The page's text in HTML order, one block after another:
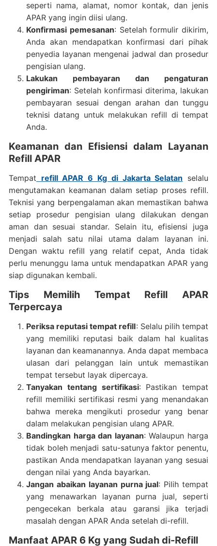
seperti nama, alamat, nomor kontak, dan jenis
APAR yang ingin diisi ulang.
Konfirmasi pemesanan: Setelah formulir dikirim,
Anda akan mendapatkan konfirmasi dari pihak
penyedia layanan mengenai jadwal dan prosedur
pengisian ulang.
Lakukan pembayaran dan pengaturan
pengiriman: Setelah konfirmasi diterima, lakukan
pembayaran sesuai dengan arahan dan tunggu
teknisi datang untuk melakukan refill di tempat
Anda.
Keamanan dan Efisiensi dalam Layanan
Refill APAR
Tempat refill APAR 6 Kg di Jakarta Selatan selalu
mengutamakan keamanan dalam setiap proses refill.
Teknisi yang berpengalaman akan memastikan bahwa
setiap prosedur pengisian ulang dilakukan dengan
aman dan sesuai standar. Selain itu, efisiensi juga
menjadi salah satu nilai utama dalam layanan ini.
Dengan waktu refill yang relatif cepat, Anda tidak
perlu menunggu lama untuk mendapatkan APAR yang
siap digunakan kembali.
Tips Memilih Tempat Refill APAR
Terpercaya
Periksa reputasi tempat refill: Selalu pilih tempat
yang memiliki reputasi baik dalam hal kualitas
layanan dan keamanannya. Anda dapat membaca
ulasan dari pelanggan lain untuk memastikan
tempat tersebut layak dipercaya.
Tanyakan tentang sertifikasi: Pastikan tempat
refill memiliki sertifikasi resmi yang menandakan
bahwa mereka mengikuti prosedur yang benar
dalam melakukan pengisian ulang APAR.
Bandingkan harga dan layanan: Walaupun harga
tidak boleh menjadi satu-satunya faktor penentu,
pastikan Anda mendapatkan layanan yang sesuai
dengan nilai yang Anda bayarkan.
Jangan abaikan layanan purna jual: Pilih tempat
yang menawarkan layanan purna jual, seperti
pengecekan berkala atau garansi jika terjadi
masalah dengan APAR Anda setelah di-refill.
Manfaat APAR 6 Kg yang Sudah di-Refill